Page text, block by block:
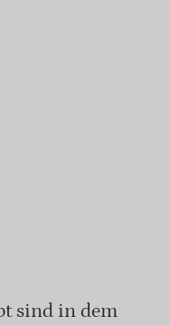
sind in dem